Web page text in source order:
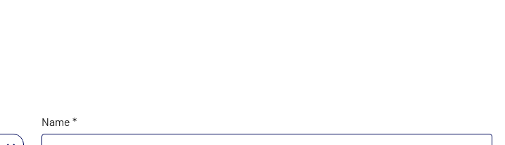
Name *